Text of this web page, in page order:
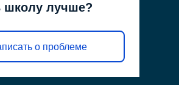
школу лучше?
о проблеме